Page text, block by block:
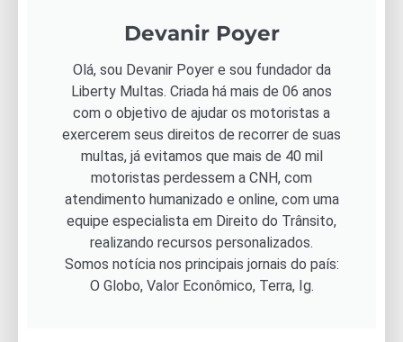
Devanir Poyer
Olá, sou Devanir Poyer e sou fundador da
Liberty Multas. Criada há mais de 06 anos
com o objetivo de ajudar os motoristas a
exercerem seus direitos de recorrer de suas
multas, já evitamos que mais de 40 mil
motoristas perdessem a CNH, com
atendimento humanizado e online, com uma
equipe especialista em Direito do Trânsito,
realizando recursos personalizados.
Somos notícia nos principais jornais do país:
O Globo, Valor Econômico, Terra, Ig.